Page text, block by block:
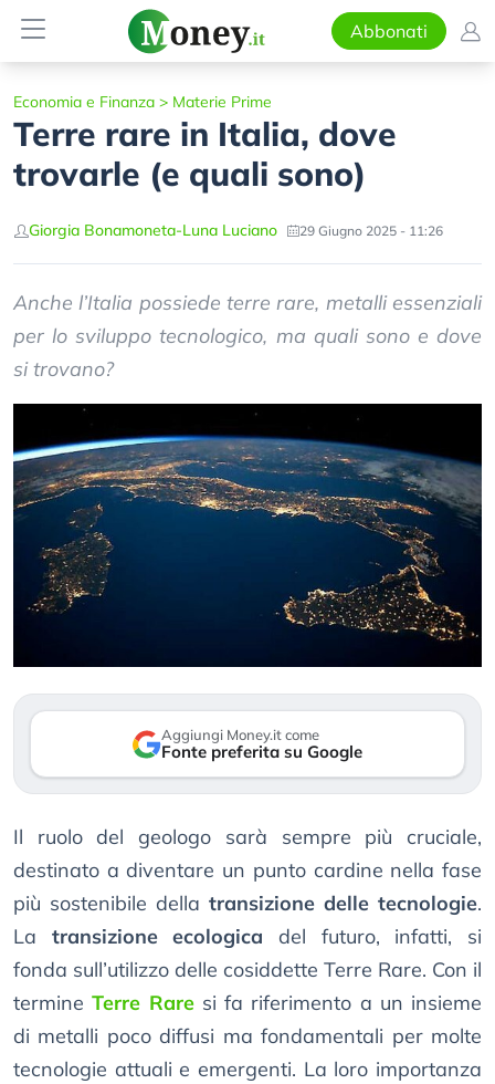
Abbonati
Economia e Finanza > Materie Prime
Terre rare in Italia, dove
trovarle (e quali sono)
Giorgia Bonamoneta-Luna Luciano 29 Giugno 2025 - 11:26
Anche l’Italia possiede terre rare, metalli essenziali
per lo sviluppo tecnologico, ma quali sono e dove
si trovano?
Aggiungi Money.it come
Fonte preferita su Google
Il ruolo del geologo sarà sempre più cruciale,
destinato a diventare un punto cardine nella fase
più sostenibile della transizione delle tecnologie.
La transizione ecologica del futuro, infatti, si
fonda sull’utilizzo delle cosiddette Terre Rare. Con il
termineTerre Raresi fa riferimento a un insieme
di metalli poco diffusi ma fondamentali per molte
tecnologie attuali e emergenti. La loro importanza